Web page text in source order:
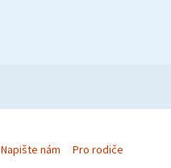
Napište nám Pro rodiče